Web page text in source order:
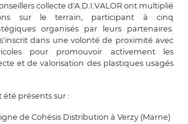
collecte d'A.D.I.VALOR ont multiplié
sur le terrain, participant à cinq
organisés par leurs partenaires.
dans une volonté de proximité avec
pour promouvoir activement les
et de valorisation des plastiques usagés
été présents sur :
de Cohésis Distribution à Verzy (Marne)